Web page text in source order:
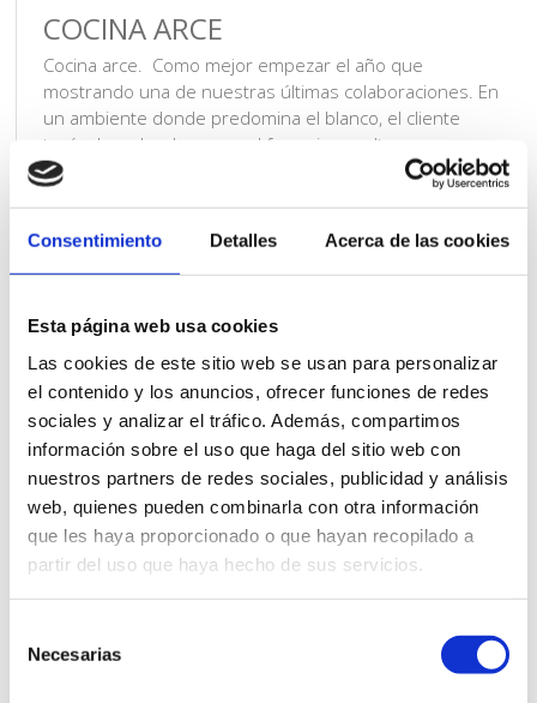
Consentimiento Detalles Acerca de las cookies
Esta página web usa cookies
Las cookies de este sitio web se usan para personalizar
el contenido y los anuncios, ofrecer funciones de redes
sociales y analizar el tráfico. Además, compartimos
información sobre el uso que haga del sitio web con
nuestros partners de redes sociales, publicidad y análisis
web, quienes pueden combinarla con otra información
que les haya proporcionado o que hayan recopilado a
partir del uso que haya hecho de sus servicios.
Necesarias
COCINA ARCE
Cocina arce. Como mejor empezar el año que
mostrando una de nuestras últimas colaboraciones. En
un ambiente donde predomina el blanco, el cliente
tenía claro donde poner el foco sin resultar una
combinación poco harmoniosa. El protagonista de este
proyecto es el cubo perimetral de madera de arce que